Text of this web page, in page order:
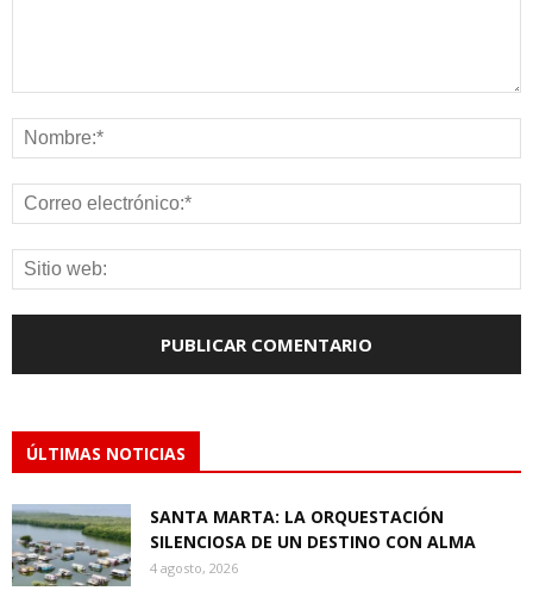
ÚLTIMAS NOTICIAS
SANTA MARTA: LA ORQUESTACIÓN
SILENCIOSA DE UN DESTINO CON ALMA
4 agosto, 2026